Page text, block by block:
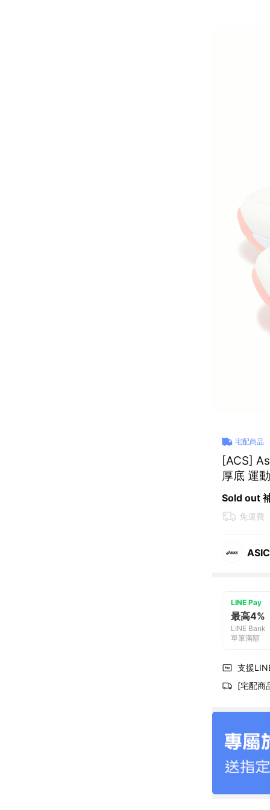
宅配商品
[ACS]
厚底 運
Sold out
免運費
LINE Pay
最高4%
LINE Bank
單筆滿額
支援
[宅配商